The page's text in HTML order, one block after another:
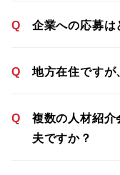
Q 企業への応募は
Q 地方在住ですが
Q
複数の人材紹介
夫ですか？